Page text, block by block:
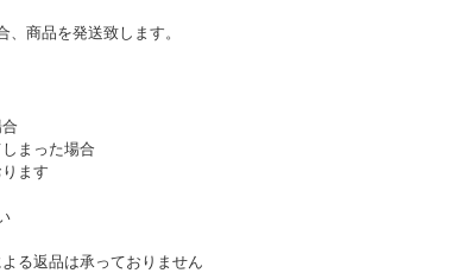
商品を発送致します。
まった場合
ます
る返品は承っておりません